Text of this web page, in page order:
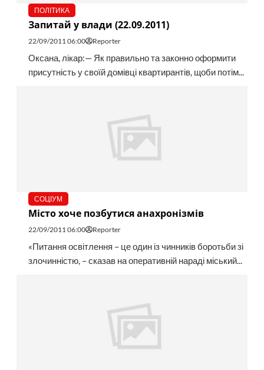
ПОЛІТИКА
Запитай у влади (22.09.2011)
22/09/2011 06:00 Reporter
Оксана, лікар:— Як правильно та законно оформити
присутність у своїй домівці квартирантів, щоби потім...
СОЦІУМ
Місто хоче позбутися анахронізмів
22/09/2011 06:00 Reporter
«Питання освітлення – це один із чинників боротьби зі
злочинністю, – сказав на оперативній нараді міський...